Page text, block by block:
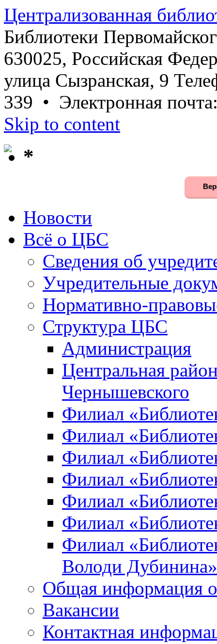
Централизованная
Библиотеки
630025, Российская
улица Сызранская, 9
339 • Электронная
Skip to content
*
Новости
Всё о ЦБС
Сведения об
Учредительные
Нормативно-
Структура ЦБС
Администрация
Центральная
Чернышевского
Филиал
Филиал
Филиал
Филиал
Филиал
Филиал
Филиал
Володи Дубинина»
Общая информация
Вакансии
Контактная